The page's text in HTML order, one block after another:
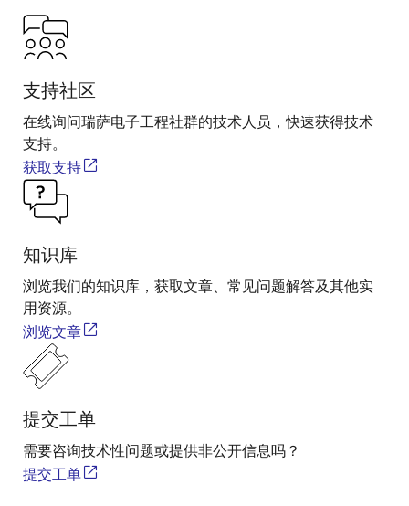
VersaClock 6E supports operating voltages from 1.8 to
3.3 V, differential (LVPECL/HCSL/LVDS/LP-HCSL) and
LVCMOS output types, and fractional dividers to
accurately generate virtually any frequency. Products
satisfy system requirements from oscillator
replacement to PCIe® Gen 1/2/3 and to
communications applications, while consuming very
little power.
支持社区
在线询问瑞萨电子工程社群的技术人员，快速获得技术
支持。
获取支持
知识库
浏览我们的知识库，获取文章、常见问题解答及其他实
用资源。
浏览文章
提交工单
需要咨询技术性问题或提供非公开信息吗？
提交工单